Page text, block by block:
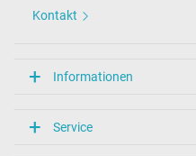
Kontakt
Informationen
Service